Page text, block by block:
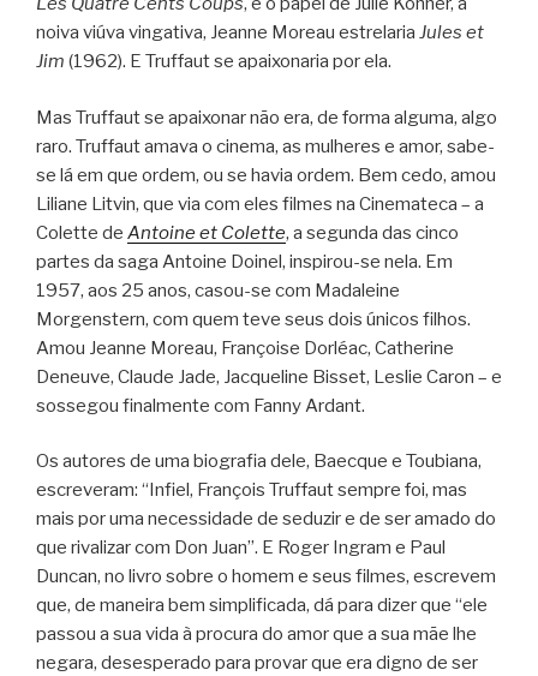
noiva viúva vingativa, Jeanne Moreau estrelaria Jules et
Jim (1962). E Truffaut se apaixonaria por ela.
Mas Truffaut se apaixonar não era, de forma alguma, algo
raro. Truffaut amava o cinema, as mulheres e amor, sabe-
se lá em que ordem, ou se havia ordem. Bem cedo, amou
Liliane Litvin, que via com eles filmes na Cinemateca – a
Colette de Antoine et Colette, a segunda das cinco
partes da saga Antoine Doinel, inspirou-se nela. Em
1957, aos 25 anos, casou-se com Madaleine
Morgenstern, com quem teve seus dois únicos filhos.
Amou Jeanne Moreau, Françoise Dorléac, Catherine
Deneuve, Claude Jade, Jacqueline Bisset, Leslie Caron – e
sossegou finalmente com Fanny Ardant.
Os autores de uma biografia dele, Baecque e Toubiana,
escreveram: “Infiel, François Truffaut sempre foi, mas
mais por uma necessidade de seduzir e de ser amado do
que rivalizar com Don Juan”. E Roger Ingram e Paul
Duncan, no livro sobre o homem e seus filmes, escrevem
que, de maneira bem simplificada, dá para dizer que “ele
passou a sua vida à procura do amor que a sua mãe lhe
negara, desesperado para provar que era digno de ser